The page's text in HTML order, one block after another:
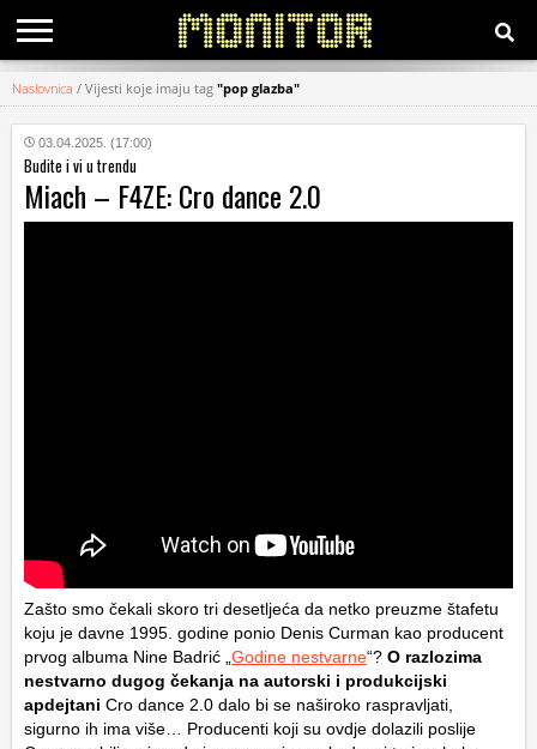
KATEGORIJE
HRVATSKI
WEB
Naslovnica / Vijesti koje imaju tag "pop glazba"
03.04.2025. (17:00)
Budite i vi u trendu
Miach – F4ZE: Cro dance 2.0
Zašto smo čekali skoro tri desetljeća da netko preuzme štafetu
koju je davne 1995. godine ponio Denis Curman kao producent
prvog albuma Nine Badrić „ Godine nestvarne“? O razlozima
nestvarno dugog čekanja na autorski i produkcijski
apdejtani Cro dance 2.0 dalo bi se naširoko raspravljati,
sigurno ih ima više… Producenti koji su ovdje dolazili poslije